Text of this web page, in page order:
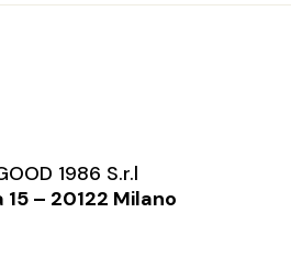
1986 S.r.l
15 – 20122 Milano